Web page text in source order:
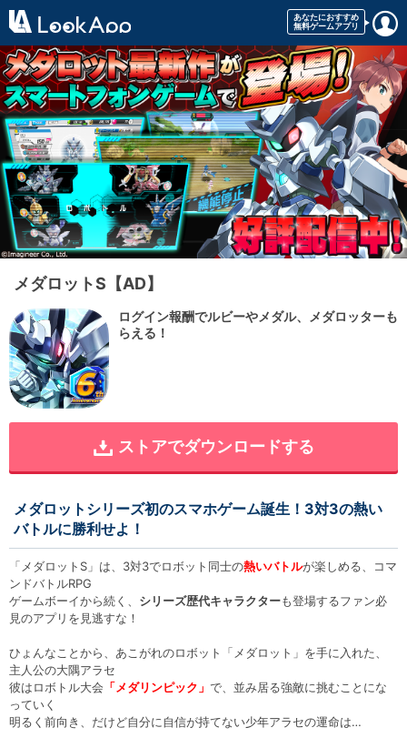
メダロットS【AD】
ログイン報酬でルビーやメダル、メダロッターも
らえる！
ストアでダウンロードする
メダロットシリーズ初のスマホゲーム誕生！3対3の熱い
バトルに勝利せよ！
「メダロットS」は、3対3でロボット同士の熱いバトルが楽しめる、コマ
ンドバトルRPG
ゲームボーイから続く、 シリーズ歴代キャラクターも登場するファン必
見のアプリを見逃すな！
ひょんなことから、あこがれのロボット「メダロット」を手に入れた、
主人公の大隅アラセ
彼はロボトル大会 「メダリンピック」 で、並み居る強敵に挑むことにな
っていく
明るく前向き、だけど自分に自信が持てない少年アラセの運命は…